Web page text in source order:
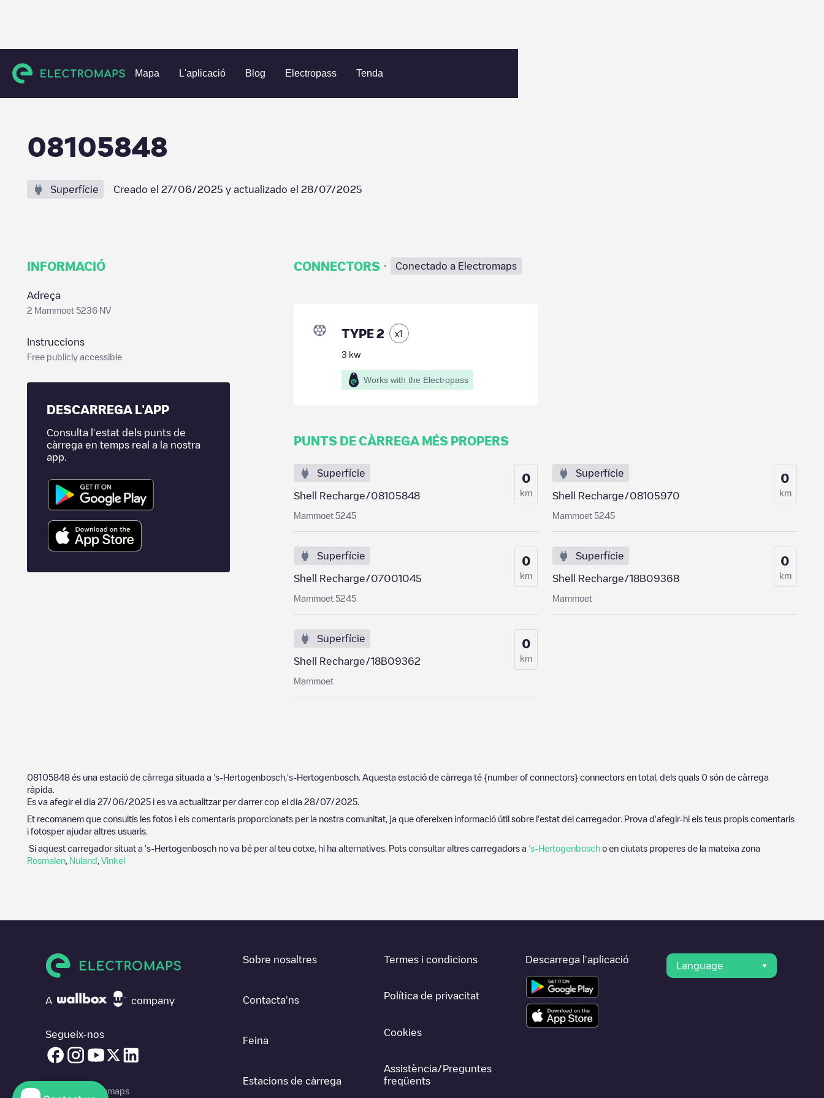
Mapa L'aplicació Blog Electropass Tenda
Charging stations Països Baixos 's-Hertogenbosch 's-Hertogenbosch 08105848
08105848
Superfície Creado el 27/06/2025 y actualizado el 28/07/2025
INFORMACIÓ
Adreça
2 Mammoet 5236 NV
Instruccions
Free publicly accessible
DESCARREGA L'APP
Consulta l'estat dels punts de
càrrega en temps real a la nostra
app.
CONNECTORS · Conectado a Electromaps
TYPE 2 x1
3 kw
Works with the Electropass
PUNTS DE CÀRREGA MÉS PROPERS
Superfície
Shell Recharge/08105848
Mammoet 5245
0
km
Superfície
Shell Recharge/08105970
Mammoet 5245
0
km
Superfície
Shell Recharge/07001045
Mammoet 5245
0
km
Superfície
Shell Recharge/18B09368
Mammoet
0
km
Superfície
Shell Recharge/18B09362
Mammoet
0
km
08105848 és una estació de càrrega situada a 's-Hertogenbosch 's-Hertogenbosch . Aquesta estació de càrrega té {number of connectors} connectors en total, dels quals 0 són de càrrega
ràpida.
Es va afegir el dia 27/06/2025 i es va actualitzar per darrer cop el dia 28/07/2025
Et recomanem que consultis les fotos i els comentaris proporcionats per la nostra comunitat, ja que ofereixen informació útil sobre l'estat del carregador. Prova d'afegir-hi els teus propis comentaris
i fotosper ajudar altres usuaris.
Si aquest carregador situat a 's-Hertogenbosch no va bé per al teu cotxe, hi ha alternatives. Pots consultar altres carregadors a 's-Hertogenbosch o en ciutats properes de la mateixa zona
Rosmalen Nuland Vinkel
A company
Segueix-nos
© 2026 Electromaps
Sobre nosaltres
Contacta'ns
Feina
Estacions de càrrega
Termes i condicions
Política de privacitat
Cookies
Assistència/Preguntes
freqüents
Descarrega l'aplicació
Language